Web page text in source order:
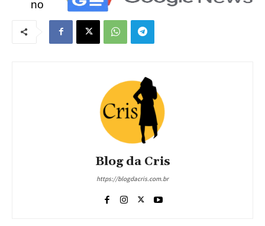
no
Blog da Cris
https://blogdacris.com.br